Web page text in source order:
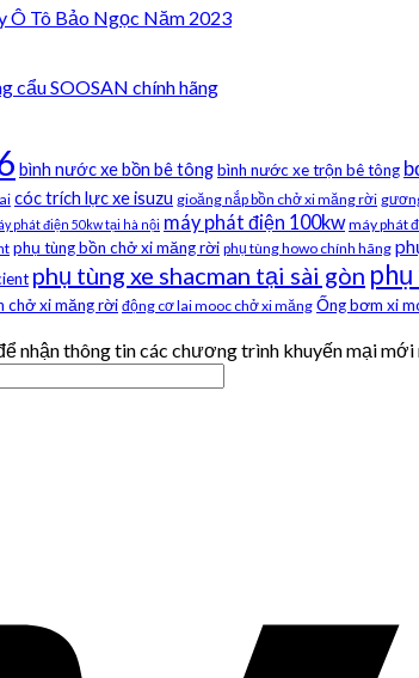
Ô Tô Bảo Ngọc Năm 2023
cẩu SOOSAN chính hãng
bình nước xe bồn bê tôngbình nước xe trộn bê tông
cóc trích lực xe isuzu gioăng nắp bồn chở xi măng rời
phát điện 50kw tại hà nội máy phát điện 100kw máy phát
phụ tùng bồn chở xi măng rời phụ tùng howo chính hãng
phụ tùng xe shacman tại sài gòn
chở xi măng rời động cơ lai mooc chở xi măng Ống bơm xi
nhận thông tin các chương trình khuyến mại